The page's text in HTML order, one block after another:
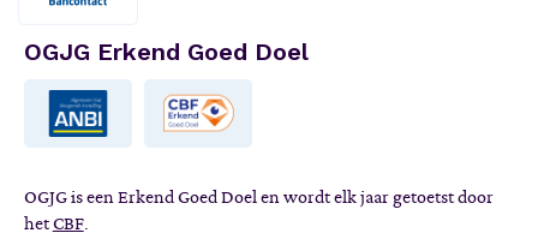
OGJG Erkend Goed Doel
OGJG is een Erkend Goed Doel en wordt elk jaar getoetst door
hetCBF.